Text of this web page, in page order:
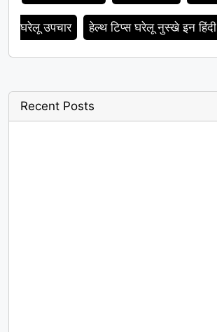
घरेलू उपचार हेल्थ टिप्स घरेलू नुस्खे इन हिंदी
Recent Posts